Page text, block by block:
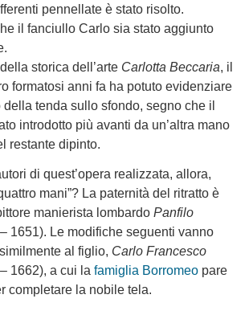
pennellate è stato risolto.
il fanciullo Carlo sia stato aggiunto
storica dell’arte Carlotta Beccaria, il
formatosi anni fa ha potuto evidenziare
tenda sullo sfondo, segno che il
introdotto più avanti da un’altra mano
restante dipinto.
di quest’opera realizzata, allora,
mani”? La paternità del ritratto è
manierista lombardo Panfilo
1651). Le modifiche seguenti vanno
al figlio, Carlo Francesco
1662), a cui la famiglia Borromeo pare
completare la nobile tela.